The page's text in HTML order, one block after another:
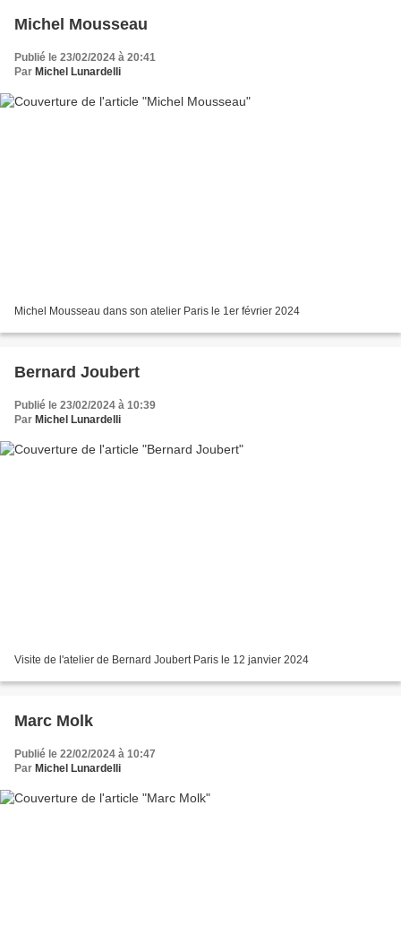
Michel Mousseau
Publié le 23/02/2024 à 20:41
Par Michel Lunardelli
Michel Mousseau dans son atelier Paris le 1er février 2024
Bernard Joubert
Publié le 23/02/2024 à 10:39
Par Michel Lunardelli
Visite de l'atelier de Bernard Joubert Paris le 12 janvier 2024
Marc Molk
Publié le 22/02/2024 à 10:47
Par Michel Lunardelli